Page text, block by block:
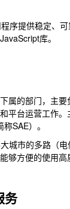
序提供稳定、可
库。
属的部门，主要
平台运营工作
SAE）。
城市的多路（电
够方便的使用高
务